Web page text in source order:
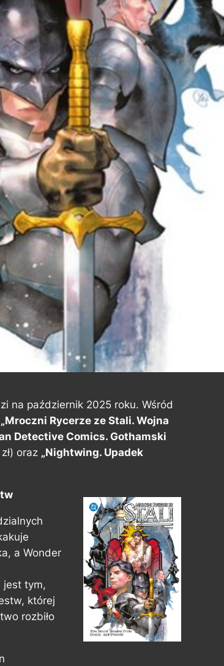
na październik 2025 roku. Wśród
„Mroczni Rycerze ze Stali. Wojna
Detective Comics. Gothamski
oraz „Nightwing. Upadek
a Wonder
jest tym,
której
rozbiło